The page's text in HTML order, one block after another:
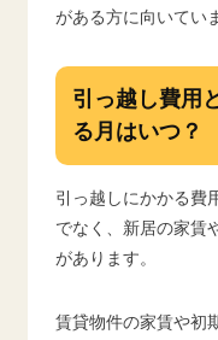
がある方に向いてい
引っ越し費用
る月はいつ？
引っ越しにかかる費
でなく、新居の家賃
があります。
賃貸物件の家賃や初